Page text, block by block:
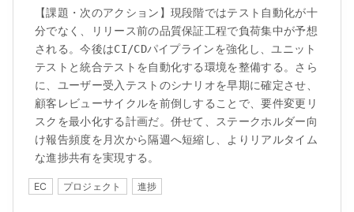
【課題・次のアクション】現段階ではテスト自動化が十
分でなく、リリース前の品質保証工程で負荷集中が予想
される。今後はCI/CDパイプラインを強化し、ユニット
テストと統合テストを自動化する環境を整備する。さら
に、ユーザー受入テストのシナリオを早期に確定させ、
顧客レビューサイクルを前倒しすることで、要件変更リ
スクを最小化する計画だ。併せて、ステークホルダー向
け報告頻度を月次から隔週へ短縮し、よりリアルタイム
な進捗共有を実現する。
EC プロジェクト 進捗